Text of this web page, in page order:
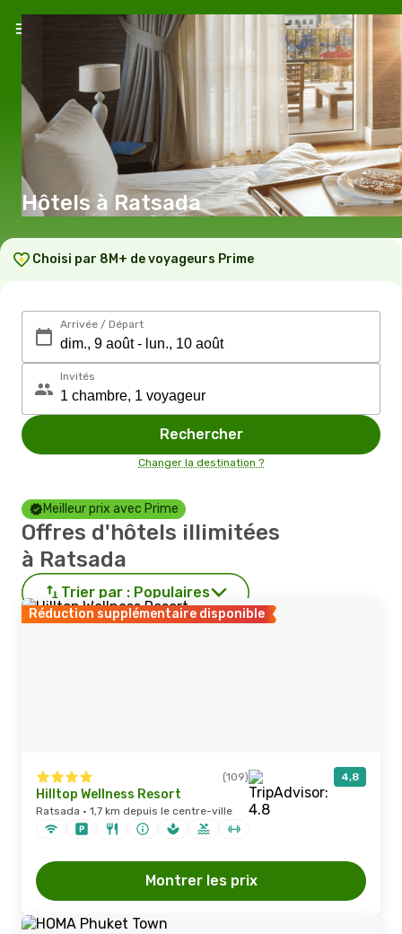
Hôtels à Ratsada
Choisi par 8M+ de voyageurs Prime
Arrivée / Départ
Invités
Rechercher
Changer la destination ?
Meilleur prix avec Prime
Offres d'hôtels illimitées
à Ratsada
Trier par : Populaires
Réduction supplémentaire disponible
(109) 4,8
Hilltop Wellness Resort
Ratsada · 1,7 km depuis le centre-ville
Montrer les prix